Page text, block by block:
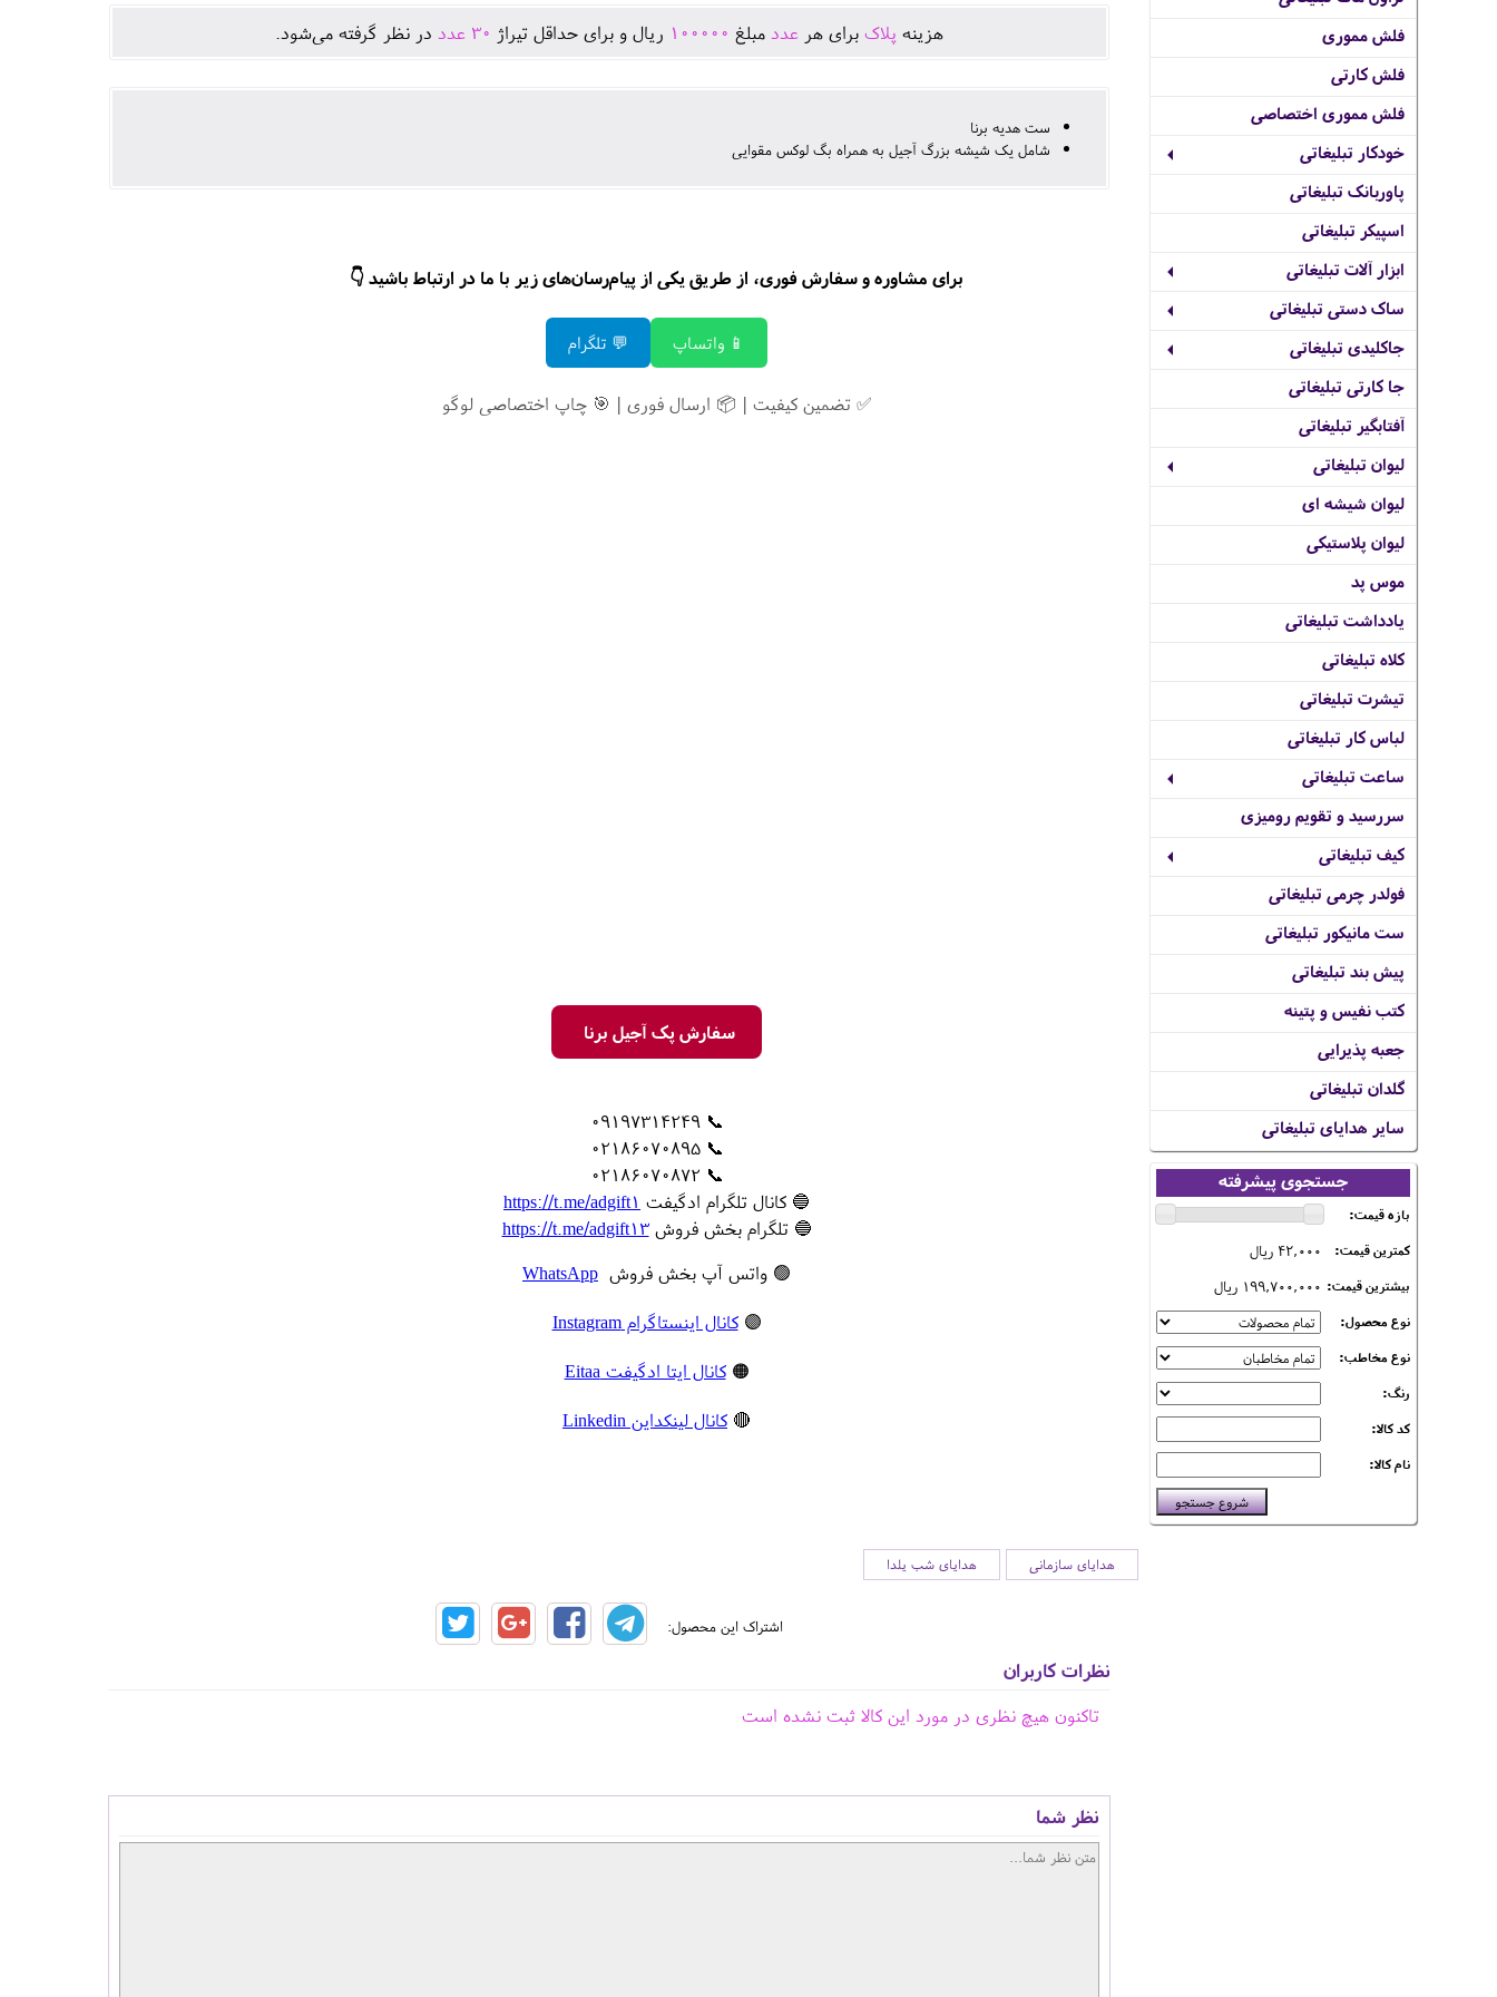
فلش مموری
فلش کارتی
فلش مموری اختصاصی
خودکار تبلیغاتی
پاوربانک تبلیغاتی
اسپیکر تبلیغاتی
ابزار آلات تبلیغاتی
ساک دستی تبلیغاتی
جاکلیدی تبلیغاتی
جا کارتی تبلیغاتی
آفتابگیر تبلیغاتی
لیوان تبلیغاتی
لیوان شیشه ای
لیوان پلاستیکی
موس پد
یادداشت تبلیغاتی
کلاه تبلیغاتی
تیشرت تبلیغاتی
لباس کار تبلیغاتی
ساعت تبلیغاتی
سررسید و تقویم رومیزی
کیف تبلیغاتی
فولدر چرمی تبلیغاتی
ست مانیکور تبلیغاتی
پیش بند تبلیغاتی
کتب نفیس و پتینه
جعبه پذیرایی
گلدان تبلیغاتی
سایر هدایای تبلیغاتی
جستجوی پیشرفته
بازه قیمت:
کمترین قیمت:
42,000 ریال
بیشترین قیمت: 199,700,000 ریال
نوع محصول:
نوع مخاطب:
رنگ:
کد کالا:
نام کالا:
هزينه پلاک برای هر عدد مبلغ 100000 ريال و برای حداقل تيراژ 30 عدد در نظر گرفته می‌شود.
ست هدیه برنا
شامل یک شیشه بزرگ آجیل به همراه بگ لوکس مقوایی
برای مشاوره و سفارش فوری، از طریق یکی از پیام‌رسان‌های زیر با ما در ارتباط باشید 👇
📱 واتساپ 💬 تلگرام
✅ تضمین کیفیت | 📦 ارسال فوری | 🎯 چاپ اختصاصی لوگو
سفارش پک آجیل برنا
📞 09197314249
📞 02186070895
📞 02186070872
🔵 کانال تلگرام ادگیفت https://t.me/adgift1
🔵 تلگرام بخش فروشhttps://t.me/adgift13
🟢 واتس آپ بخش فروش WhatsApp
🟣کانال اینستاگرام Instagram
🟠کانال ایتا ادگیفت Eitaa
🔴 کانال لینکداین Linkedin
هدایای سازمانی هدایای شب یلدا
اشتراک این محصول:
نظرات کاربران
تاکنون هیچ نظری در مورد این کالا ثبت نشده است
نظر شما